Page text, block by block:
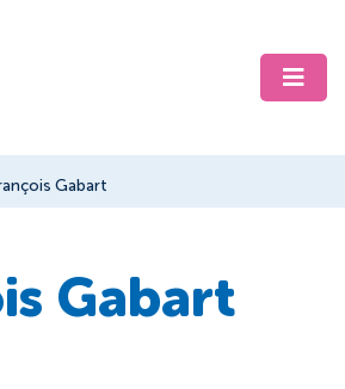
Gabart
Gabart